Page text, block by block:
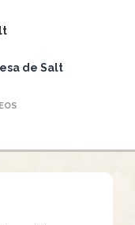
de Salt